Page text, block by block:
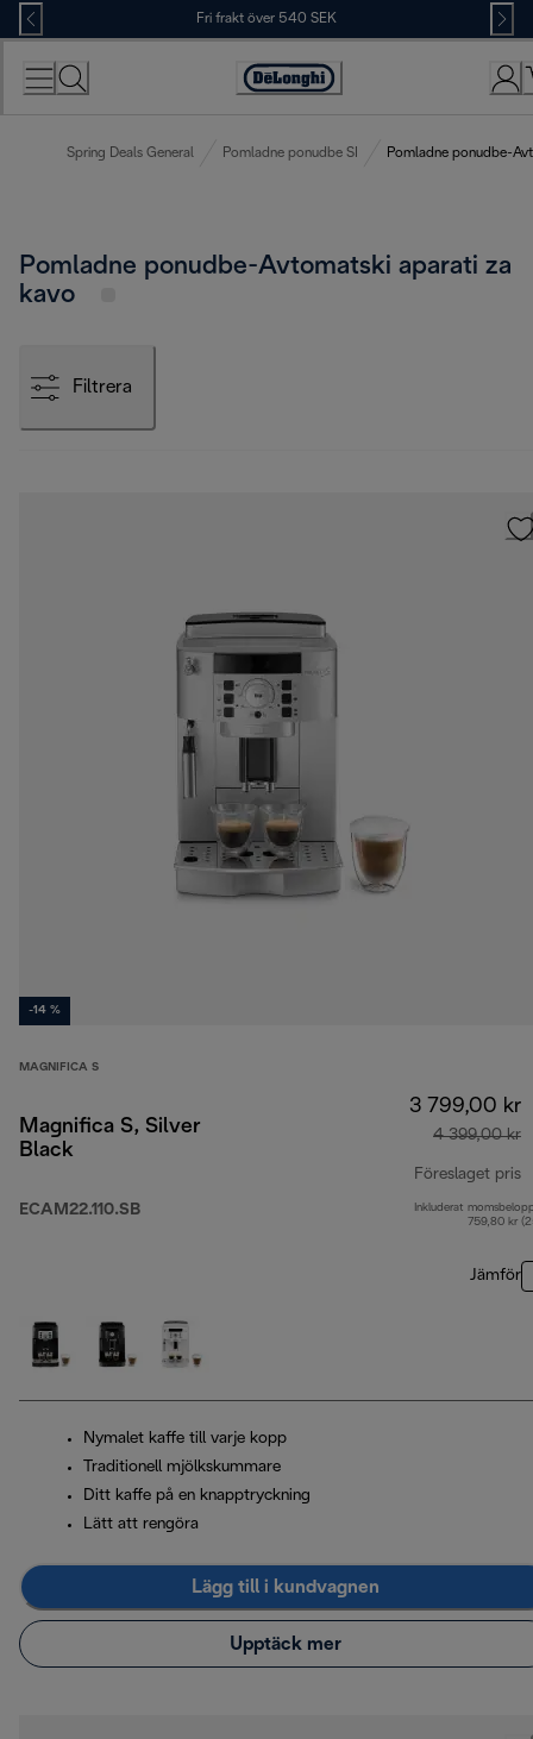
Skip
to
Content
Fri frakt över 540 SEK
Accessibility
Spring Deals General Pomladne ponudbe SI Pomladne ponudbe-
Pomladne ponudbe-Avtomatski aparati za
kavo
Filtrera
-14 %
MAGNIFICA S
Magnifica S, Silver
Black
ECAM22.110.SB
3 799,00 kr
4 399,00 kr
Föreslaget pris
Inkluderat
759,80 kr
Jämför
Nymalet kaffe till varje kopp
Traditionell mjölkskummare
Ditt kaffe på en knapptryckning
Lätt att rengöra
Lägg till i kundvagnen
Upptäck mer